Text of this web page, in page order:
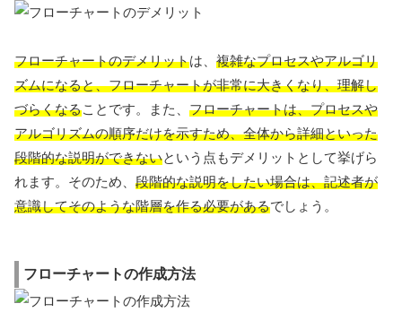
フローチャートのデメリットは、 複雑なプロセスやアルゴリ
ズムになると、フローチャートが非常に大きくなり、理解し
づらくなることです。また、 フローチャートは、プロセスや
アルゴリズムの順序だけを示すため、全体から詳細といった
段階的な説明ができないという点もデメリットとして挙げら
れます。そのため、 段階的な説明をしたい場合は、記述者が
意識してそのような階層を作る必要があるでしょう。
フローチャートの作成方法